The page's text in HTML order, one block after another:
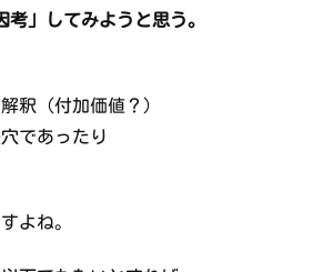
」してみようと思う。
釈（付加価値？）
であったり
よね。